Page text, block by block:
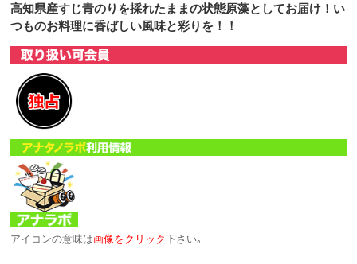
高知県産すじ青のりを採れたままの状態原藻としてお届け！い
つものお料理に香ばしい風味と彩りを！！
アイコンの意味は画像をクリック下さい｡